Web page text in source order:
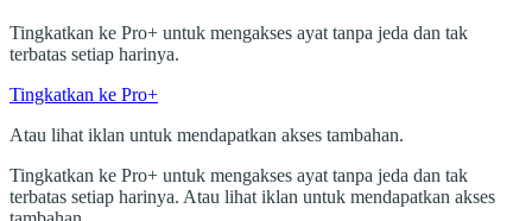
Tingkatkan ke Pro+ untuk mengakses ayat tanpa jeda dan tak
terbatas setiap harinya.
Tingkatkan ke Pro+
Atau lihat iklan untuk mendapatkan akses tambahan.
Tingkatkan ke Pro+ untuk mengakses ayat tanpa jeda dan tak
terbatas setiap harinya. Atau lihat iklan untuk mendapatkan akses